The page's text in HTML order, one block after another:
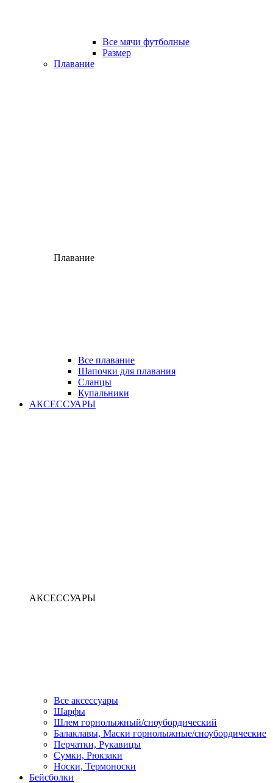
Все мячи футболные
Размер
Плавание
Плавание
Все плавание
Шапочки для плавания
Сланцы
Купальники
АКСЕССУАРЫ
АКСЕССУАРЫ
Все аксессуары
Шарфы
Шлем горнолыжный/сноубордический
Балаклавы, Маски горнолыжные/сноубордические
Перчатки, Рукавицы
Сумки, Рюкзаки
Носки, Термоноски
Бейсболки